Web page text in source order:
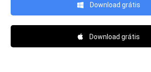
Download grátis
Download grátis